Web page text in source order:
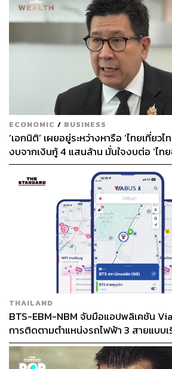
ECONOMIC / BUSINESS
‘เอกนิติ’ เผยอยู่ระหว่างหารือ ‘ไทยเที่ยว
งบจากเงินกู้ 4 แสนล้าน มั่นใจงบต่อ ‘ไท
เฟส 2 มีเพียงพอ
THAILAND
BTS-EBM-NBM จับมือแอปพลิเคชัน
การติดตามตำแหน่งรถไฟฟ้า 3 สายแบบ